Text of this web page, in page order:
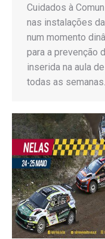
Cuidados à
nas instalações
num momento
para a prevenção
inserida na aula
todas as